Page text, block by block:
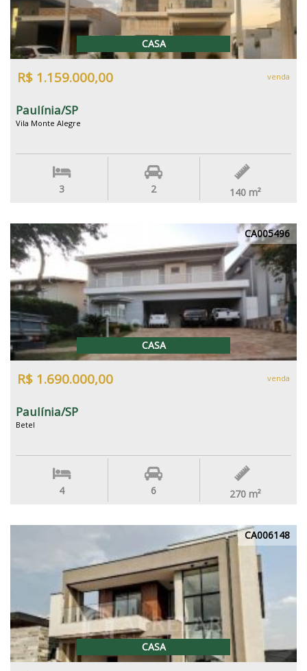
CASA
R$ 1.159.000,00 venda
Paulínia/SP
Vila Monte Alegre
3 2 140 m²
CA005496
CASA
R$ 1.690.000,00 venda
Paulínia/SP
Betel
4 6 270 m²
CA006148
CASA